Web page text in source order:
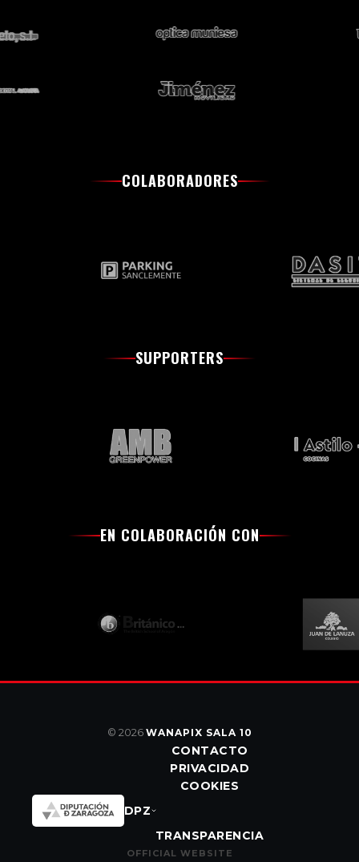
COLABORADORES
SUPPORTERS
EN COLABORACIÓN CON
© 2026 WANAPIX SALA 10
CONTACTO
PRIVACIDAD
COOKIES
DPZ
TRANSPARENCIA
OFFICIAL WEBSITE